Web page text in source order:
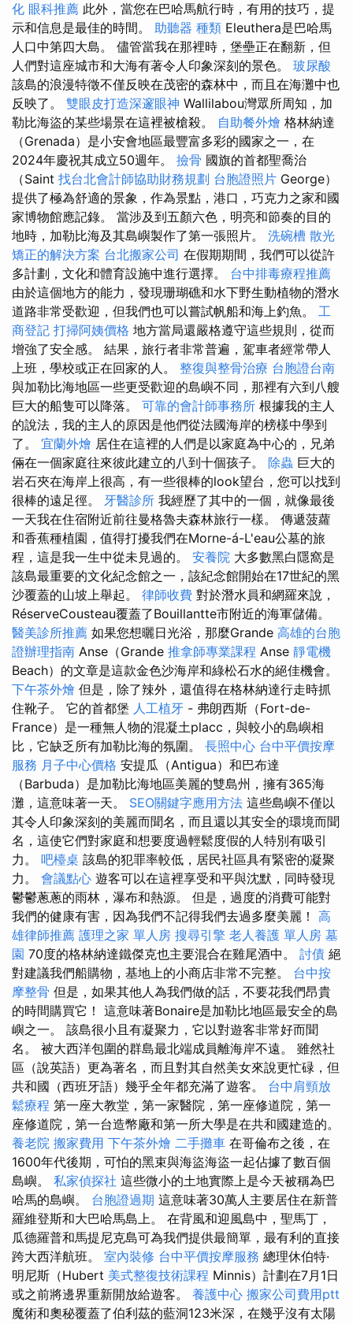
化 眼科推薦 此外，當您在巴哈馬航行時，有用的技巧，提
示和信息是最佳的時間。 助聽器 種類 Eleuthera是巴哈馬
人口中第四大島。 儘管當我在那裡時，堡壘正在翻新，但
人們對這座城市和大海有著令人印象深刻的景色。 玻尿酸
該島的浪漫特徵不僅反映在茂密的森林中，而且在海灘中也
反映了。 雙眼皮打造深邃眼神 Wallilabou灣眾所周知，加
勒比海盜的某些場景在這裡被槍殺。 自助餐外燴 格林納達
（Grenada）是小安會地區最豐富多彩的國家之一，在
2024年慶祝其成立50週年。 撿骨 國旗的首都聖喬治
（Saint 找台北會計師協助財務規劃 台胞證照片 George）
提供了極為舒適的景象，作為景點，港口，巧克力之家和國
家博物館應記錄。 當涉及到五顏六色，明亮和節奏的目的
地時，加勒比海及其島嶼製作了第一張照片。 洗碗槽 散光
矯正的解決方案 台北搬家公司 在假期期間，我們可以從許
多計劃，文化和體育設施中進行選擇。 台中排毒療程推薦
由於這個地方的能力，發現珊瑚礁和水下野生動植物的潛水
道路非常受歡迎，但我們也可以嘗試帆船和海上釣魚。 工
商登記 打掃阿姨價格 地方當局還嚴格遵守這些規則，從而
增強了安全感。 結果，旅行者非常普遍，駕車者經常帶人
上班，學校或正在回家的人。 整復與整骨治療 台胞證台南
與加勒比海地區一些更受歡迎的島嶼不同，那裡有六到八艘
巨大的船隻可以降落。 可靠的會計師事務所 根據我的主人
的說法，我的主人的原因是他們從法國海岸的榜樣中學到
了。 宜蘭外燴 居住在這裡的人們是以家庭為中心的，兄弟
倆在一個家庭往來彼此建立的八到十個孩子。 除蟲 巨大的
岩石夾在海岸上很高，有一些很棒的look望台，您可以找到
很棒的遠足徑。 牙醫診所 我經歷了其中的一個，就像最後
一天我在住宿附近前往曼格魯夫森林旅行一樣。 傳遞菠蘿
和香蕉種植園，值得打擾我們在Morne-á-L'eau公墓的旅
程，這是我一生中從未見過的。 安養院 大多數黑白隱窩是
該島最重要的文化紀念館之一，該紀念館開始在17世紀的黑
沙覆蓋的山坡上舉起。 律師收費 對於潛水員和網羅來說，
RéserveCousteau覆蓋了Bouillantte市附近的海軍儲備。
醫美診所推薦 如果您想曬日光浴，那麼Grande 高雄的台胞
證辦理指南 Anse（Grande 推拿師專業課程 Anse 靜電機
Beach）的文章是這款金色沙海岸和綠松石水的絕佳機會。
下午茶外燴 但是，除了辣外，還值得在格林納達行走時抓
住靴子。 它的首都堡 人工植牙 - 弗朗西斯（Fort-de-
France）是一種無人物的混凝土placc，與較小的島嶼相
比，它缺乏所有加勒比海的氛圍。 長照中心 台中平價按摩
服務 月子中心價格 安提瓜（Antigua）和巴布達
（Barbuda）是加勒比海地區美麗的雙島州，擁有365海
灘，這意味著一天。 SEO關鍵字應用方法 這些島嶼不僅以
其令人印象深刻的美麗而聞名，而且還以其安全的環境而聞
名，這使它們對家庭和想要度過輕鬆度假的人特別有吸引
力。 吧檯桌 該島的犯罪率較低，居民社區具有緊密的凝聚
力。 會議點心 遊客可以在這裡享受和平與沈默，同時發現
鬱鬱蔥蔥的雨林，瀑布和熱源。 但是，過度的消費可能對
我們的健康有害，因為我們不記得我們去過多麼美麗！ 高
雄律師推薦 護理之家 單人房 搜尋引擎 老人養護 單人房 墓
園 70度的格林納達鐵傑克也主要混合在雞尾酒中。 討債 絕
對建議我們船購物，基地上的小商店非常不完整。 台中按
摩整骨 但是，如果其他人為我們做的話，不要花我們昂貴
的時間購買它！ 這意味著Bonaire是加勒比地區最安全的島
嶼之一。 該島很小且有凝聚力，它以對遊客非常好而聞
名。 被大西洋包圍的群島最北端成員離海岸不遠。 雖然社
區（說英語）更為著名，而且對其自然美女來說更忙碌，但
共和國（西班牙語）幾乎全年都充滿了遊客。 台中肩頸放
鬆療程 第一座大教堂，第一家醫院，第一座修道院，第一
座修道院，第一台造幣廠和第一所大學是在共和國建造的。
養老院 搬家費用 下午茶外燴 二手攤車 在哥倫布之後，在
1600年代後期，可怕的黑束與海盜海盜一起佔據了數百個
島嶼。 私家偵探社 這些微小的土地實際上是今天被稱為巴
哈馬的島嶼。 台胞證過期 這意味著30萬人主要居住在新普
羅維登斯和大巴哈馬島上。 在背風和迎風島中，聖馬丁，
瓜德羅普和馬提尼克島可為我們提供最簡單，最有利的直接
跨大西洋航班。 室內裝修 台中平價按摩服務 總理休伯特·
明尼斯（Hubert 美式整復技術課程 Minnis）計劃在7月1日
或之前將邊界重新開放給遊客。 養護中心 搬家公司費用ptt
魔術和奧秘覆蓋了伯利茲的藍洞123米深，在幾乎沒有太陽